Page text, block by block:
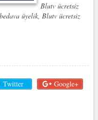
Blutv ücretsiz
üyelik, Blutv ücretsiz
Twitter Google+